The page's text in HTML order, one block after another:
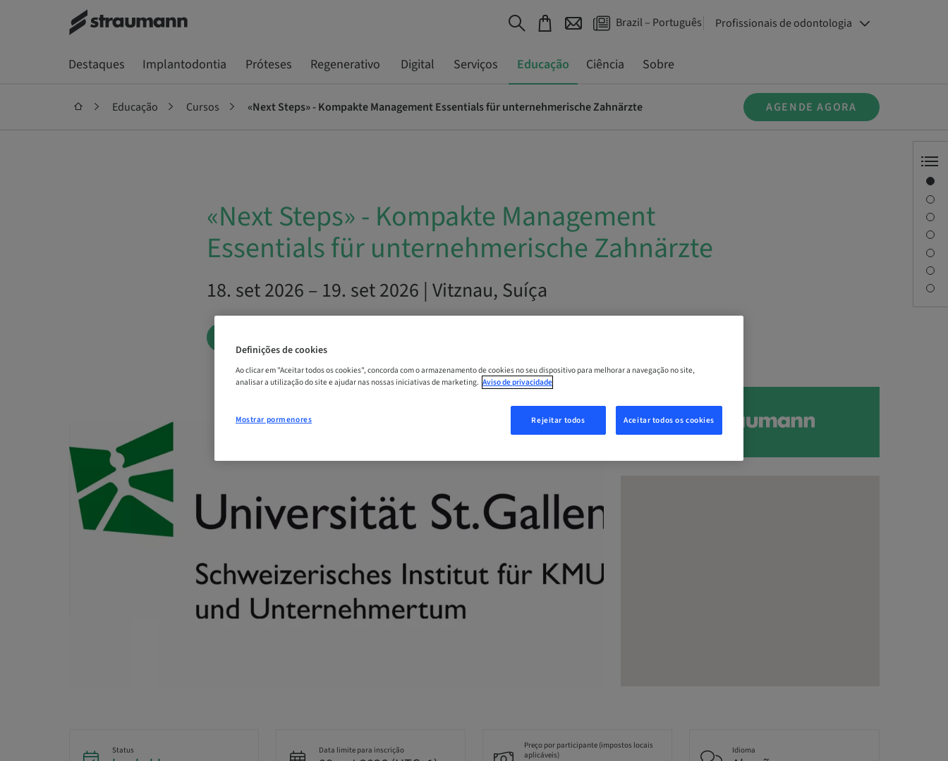
Brazil – Português Profissionais de odontologia
Destaques Implantodontia Próteses Regenerativo Digital Serviços Educação Ciência Sobre
Educação Cursos «Next Steps» - Kompakte Management Essentials für unternehmerische Zahnärzte AGENDE AGORA
«Next Steps» - Kompakte Management
Essentials für unternehmerische Zahnärzte
18. set 2026 – 19. set 2026 | Vitznau, Suíça
Status Data limite para inscrição
Preço por participante (impostos locais
aplicáveis)
Idioma
Definições de cookies
Ao clicar em "Aceitar todos os cookies", concorda com o armazenamento de cookies no seu dispositivo para melhorar a navegação no site,
analisar a utilização do site e ajudar nas nossas iniciativas de marketing. Aviso de privacidade
Rejeitar todos Aceitar todos os cookies
Mostrar pormenores